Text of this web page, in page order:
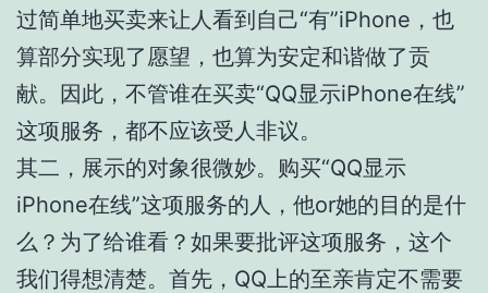
过简单地买卖来让人看到自己“有”iPhone，也
算部分实现了愿望，也算为安定和谐做了贡
献。因此，不管谁在买卖“QQ显示iPhone在线”
这项服务，都不应该受人非议。
其二，展示的对象很微妙。购买“QQ显示
iPhone在线”这项服务的人，他or她的目的是什
么？为了给谁看？如果要批评这项服务，这个
我们得想清楚。首先，QQ上的至亲肯定不需要